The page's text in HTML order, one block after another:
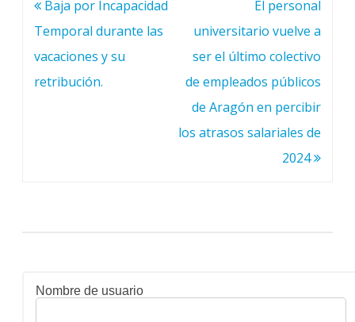
Navegación
de
entradas
Baja por Incapacidad
Temporal durante las
vacaciones y su
retribución.
El personal
universitario vuelve a
ser el último colectivo
de empleados públicos
de Aragón en percibir
los atrasos salariales de
2024
Nombre de usuario